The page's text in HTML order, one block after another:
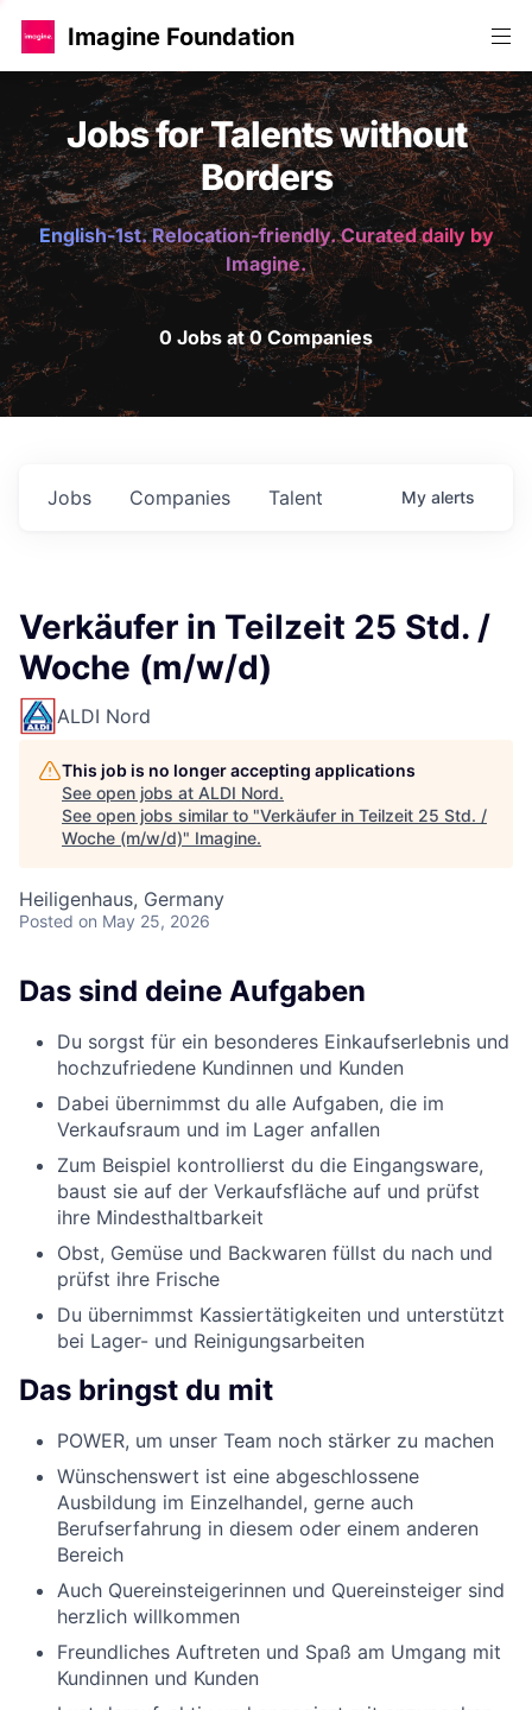
Imagine Foundation
Jobs for Talents without
Borders
English-1st. Relocation-friendly. Curated daily by
Imagine.
0 Jobs at 0 Companies
Jobs Companies Talent My alerts
Verkäufer in Teilzeit 25 Std. /
Woche (m/w/d)
ALDI Nord
This job is no longer accepting applications
See open jobs at ALDI Nord.
See open jobs similar to "Verkäufer in Teilzeit 25 Std. /
Woche (m/w/d)" Imagine.
Heiligenhaus, Germany
Posted on May 25, 2026
Das sind deine Aufgaben
Du sorgst für ein besonderes Einkaufserlebnis und
hochzufriedene Kundinnen und Kunden
Dabei übernimmst du alle Aufgaben, die im
Verkaufsraum und im Lager anfallen
Zum Beispiel kontrollierst du die Eingangsware,
baust sie auf der Verkaufsfläche auf und prüfst
ihre Mindesthaltbarkeit
Obst, Gemüse und Backwaren füllst du nach und
prüfst ihre Frische
Du übernimmst Kassiertätigkeiten und unterstützt
bei Lager- und Reinigungsarbeiten
Das bringst du mit
POWER, um unser Team noch stärker zu machen
Wünschenswert ist eine abgeschlossene
Ausbildung im Einzelhandel, gerne auch
Berufserfahrung in diesem oder einem anderen
Bereich
Auch Quereinsteigerinnen und Quereinsteiger sind
herzlich willkommen
Freundliches Auftreten und Spaß am Umgang mit
Kundinnen und Kunden